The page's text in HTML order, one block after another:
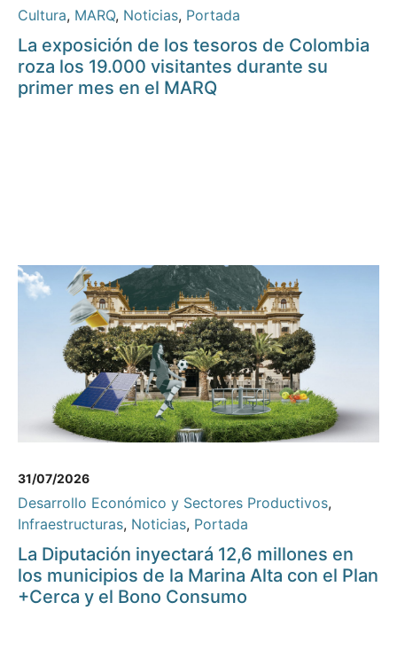
Cultura, MARQ, Noticias, Portada
La exposición de los tesoros de Colombia
roza los 19.000 visitantes durante su
primer mes en el MARQ
31/07/2026
Desarrollo Económico y Sectores Productivos,
Infraestructuras, Noticias, Portada
La Diputación inyectará 12,6 millones en
los municipios de la Marina Alta con el Plan
+Cerca y el Bono Consumo